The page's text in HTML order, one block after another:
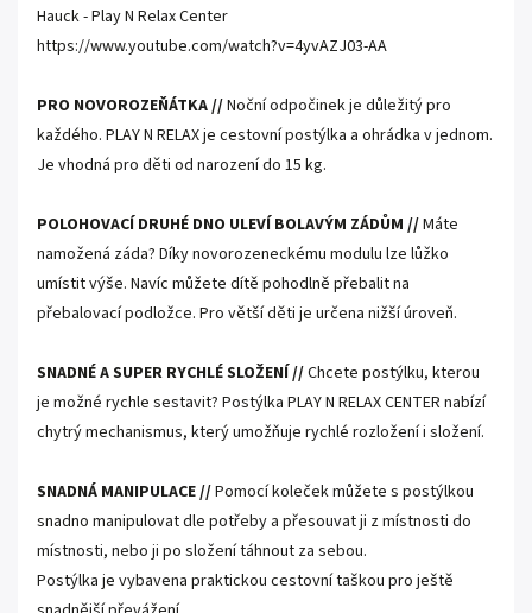
Hauck - Play N Relax Center
https://www.youtube.com/watch?v=4yvAZJ03-AA
PRO NOVOROZEŇÁTKA //Noční odpočinek je důležitý pro
každého. PLAY N RELAX je cestovní postýlka a ohrádka v jednom.
Je vhodná pro děti od narození do 15 kg.
POLOHOVACÍ DRUHÉ DNO ULEVÍ BOLAVÝM ZÁDŮM //Máte
namožená záda? Díky novorozeneckému modulu lze lůžko
umístit výše. Navíc můžete dítě pohodlně přebalit na
přebalovací podložce. Pro větší děti je určena nižší úroveň.
SNADNÉ A SUPER RYCHLÉ SLOŽENÍ //Chcete postýlku, kterou
je možné rychle sestavit? Postýlka PLAY N RELAX CENTER nabízí
chytrý mechanismus, který umožňuje rychlé rozložení i složení.
SNADNÁ MANIPULACE //Pomocí koleček můžete s postýlkou
snadno manipulovat dle potřeby a přesouvat ji z místnosti do
místnosti, nebo ji po složení táhnout za sebou.
Postýlka je vybavena praktickou cestovní taškou pro ještě